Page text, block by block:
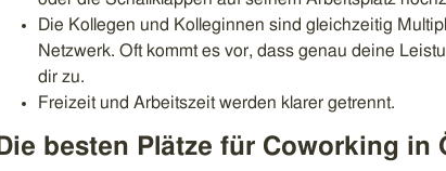
Die Kollegen und Kolleginnen sind gleichzeitig
Netzwerk. Oft kommt es vor, dass genau deine
dir zu.
Freizeit und Arbeitszeit werden klarer getrennt.
Die besten Plätze für Coworking in